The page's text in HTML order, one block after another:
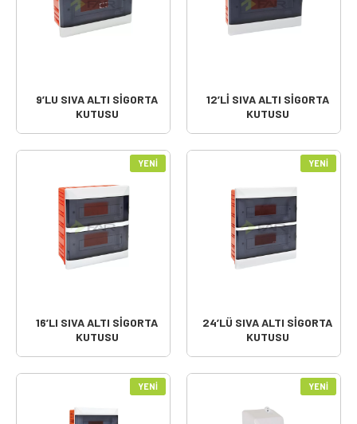
9’LU SIVA ALTI SİGORTA
KUTUSU
12’Lİ SIVA ALTI SİGORTA
KUTUSU
YENI
16’LI SIVA ALTI SİGORTA
KUTUSU
YENI
24’LÜ SIVA ALTI SİGORTA
KUTUSU
YENI YENI